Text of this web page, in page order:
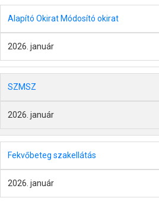
Alapító Okirat Módosító okirat
2026. január
SZMSZ
2026. január
Fekvőbeteg szakellátás
2026. január